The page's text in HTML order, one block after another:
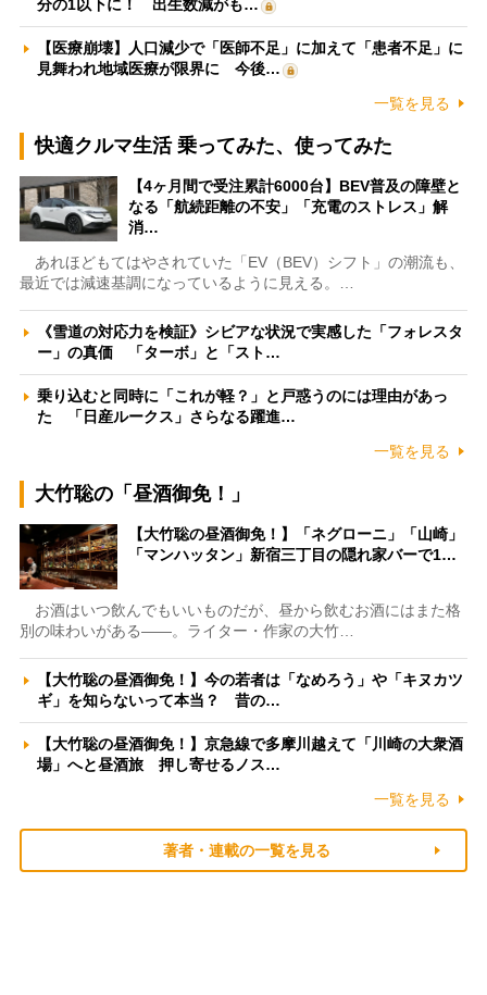
分の1以下に！ 出生数減がも…
【医療崩壊】人口減少で「医師不足」に加えて「患者不足」に
見舞われ地域医療が限界に 今後…
一覧を見る
快適クルマ生活 乗ってみた、使ってみた
【4ヶ月間で受注累計6000台】BEV普及の障壁と
なる「航続距離の不安」「充電のストレス」解
消…
あれほどもてはやされていた「EV（BEV）シフト」の潮流も、
最近では減速基調になっているように見える。…
《雪道の対応力を検証》シビアな状況で実感した「フォレスタ
ー」の真価 「ターボ」と「スト…
乗り込むと同時に「これが軽？」と戸惑うのには理由があっ
た 「日産ルークス」さらなる躍進…
一覧を見る
大竹聡の「昼酒御免！」
【大竹聡の昼酒御免！】「ネグローニ」「山崎」
「マンハッタン」新宿三丁目の隠れ家バーで1…
お酒はいつ飲んでもいいものだが、昼から飲むお酒にはまた格
別の味わいがある――。ライター・作家の大竹…
【大竹聡の昼酒御免！】今の若者は「なめろう」や「キヌカツ
ギ」を知らないって本当？ 昔の…
【大竹聡の昼酒御免！】京急線で多摩川越えて「川崎の大衆酒
場」へと昼酒旅 押し寄せるノス…
一覧を見る
著者・連載の一覧を見る